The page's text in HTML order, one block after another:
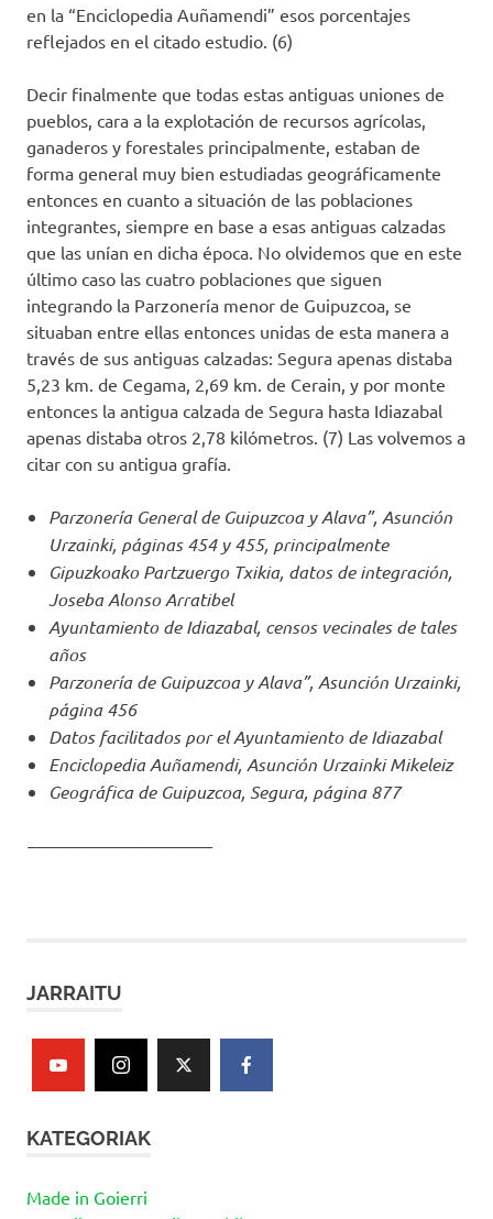
en la “Enciclopedia Auñamendi” esos porcentajes
reflejados en el citado estudio. (6)
Decir finalmente que todas estas antiguas uniones de
pueblos, cara a la explotación de recursos agrícolas,
ganaderos y forestales principalmente, estaban de
forma general muy bien estudiadas geográficamente
entonces en cuanto a situación de las poblaciones
integrantes, siempre en base a esas antiguas calzadas
que las unían en dicha época. No olvidemos que en este
último caso las cuatro poblaciones que siguen
integrando la Parzonería menor de Guipuzcoa, se
situaban entre ellas entonces unidas de esta manera a
través de sus antiguas calzadas: Segura apenas distaba
5,23 km. de Cegama, 2,69 km. de Cerain, y por monte
entonces la antigua calzada de Segura hasta Idiazabal
apenas distaba otros 2,78 kilómetros. (7) Las volvemos a
citar con su antigua grafía.
Parzonería General de Guipuzcoa y Alava”, Asunción
Urzainki, páginas 454 y 455, principalmente
Gipuzkoako Partzuergo Txikia, datos de integración,
Joseba Alonso Arratibel
Ayuntamiento de Idiazabal, censos vecinales de tales
años
Parzonería de Guipuzcoa y Alava”, Asunción Urzainki,
página 456
Datos facilitados por el Ayuntamiento de Idiazabal
Enciclopedia Auñamendi, Asunción Urzainki Mikeleiz
Geográfica de Guipuzcoa, Segura, página 877
——————————–
JARRAITU
KATEGORIAK
Made in Goierri